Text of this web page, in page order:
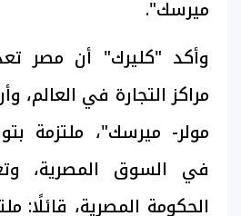
ميرسك".
وأكد "كليرك" أن مصر
مراكز التجارة في العالم،
مولر- ميرسك"، ملتزمة
في السوق المصرية،
الحكومة المصرية، قائلًا: